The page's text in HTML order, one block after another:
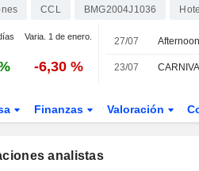
CCL BMG2004J1036
Varia. 1 de enero.
-6,30 %
27/07
23/07
Finanzas Valoración
analistas